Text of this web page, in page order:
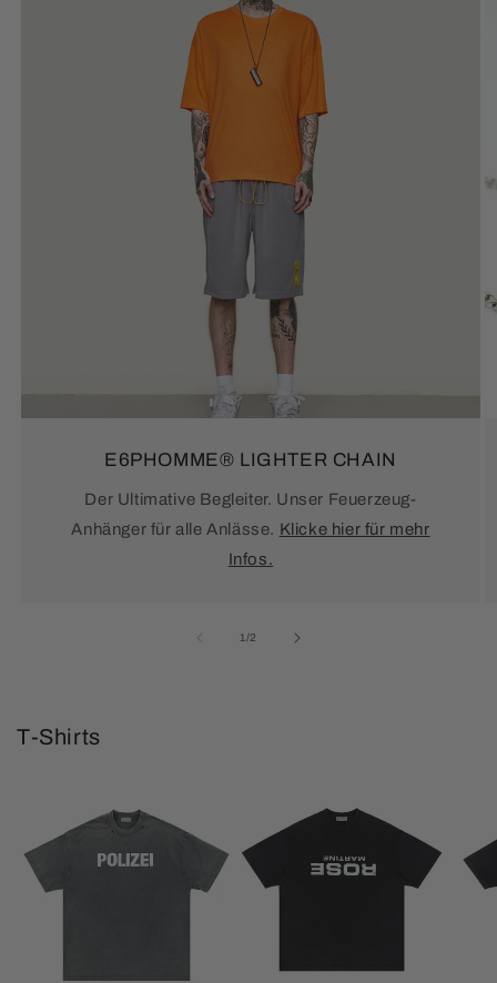
E6PHOMME® LIGHTER CHAIN
Der Ultimative Begleiter. Unser Feuerzeug-
Anhänger für alle Anlässe. Klicke hier für mehr
Infos.
1 /von
2
T-Shirts